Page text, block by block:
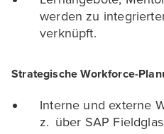
werden zu
verknüpft.
Strategische Workforce-
Interne und externe
z. über SAP